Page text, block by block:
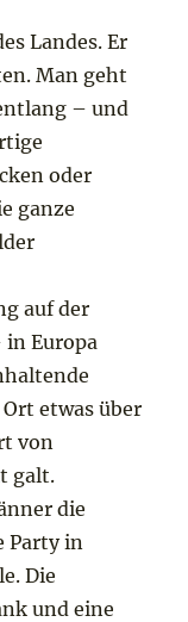
Landes. Er
Man geht
– und
oder
ganze
auf der
Europa
etwas über
von
galt.
die
Party in
Die
und eine